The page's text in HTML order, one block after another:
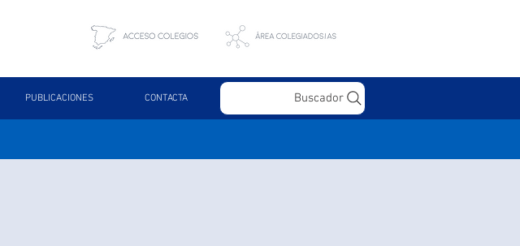
PUBLICACIONES CONTACTA Buscador